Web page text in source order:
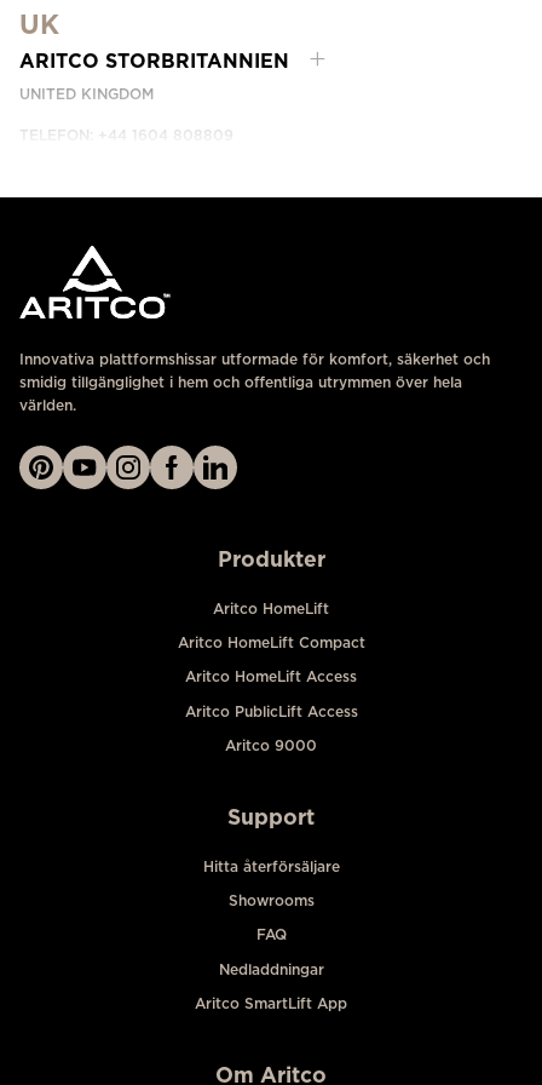
KONTAKTA OSS
UK
ARITCO STORBRITANNIEN
UNITED KINGDOM
TELEFON: +44 1604 808809
Innovativa plattformshissar utformade för komfort, säkerhet och
smidig tillgänglighet i hem och offentliga utrymmen över hela
världen.
Produkter
Aritco HomeLift
Aritco HomeLift Compact
Aritco HomeLift Access
Aritco PublicLift Access
Aritco 9000
Support
Hitta återförsäljare
Showrooms
FAQ
Nedladdningar
Aritco SmartLift App
Om Aritco